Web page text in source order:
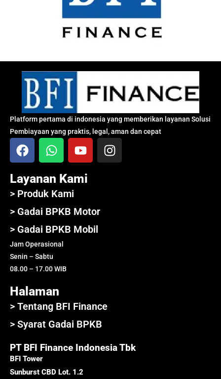
Platform pertama di indonesia yang memberikan layanan Solusi
Pembiayaan yang praktis, legal, aman dan cepat
Layanan Kami
> Produk Kami
> Gadai BPKB Motor
> Gadai BPKB Mobil
Jam Operasional
Senin – Sabtu
08.00 – 17.00 WIB
Halaman
> Tentang BFI Finance
> Syarat Gadai BPKB
PT BFI Finance Indonesia Tbk
BFI Tower
Sunburst CBD Lot. 1.2